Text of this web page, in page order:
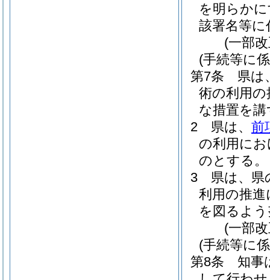
を明らか
該署名等
(一部
(手続等に
第7条
県は
術の利用
な措置を
2
県は、 前
の利用に
のとする。
3
県は、県
利用の推
を図るよ
(一部
(手続等に
第8条
知事